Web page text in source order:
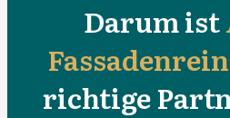
Darum ist
richtige